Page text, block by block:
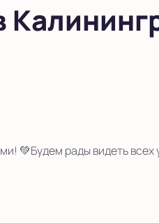
💚Будем рады видеть всех